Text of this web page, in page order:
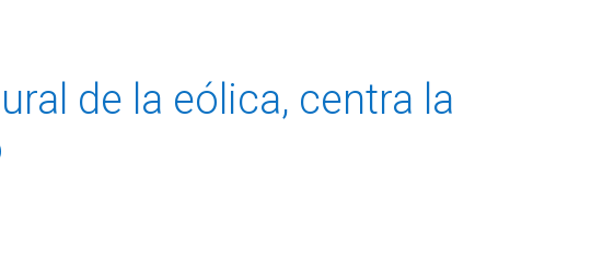
de la eólica, centra la